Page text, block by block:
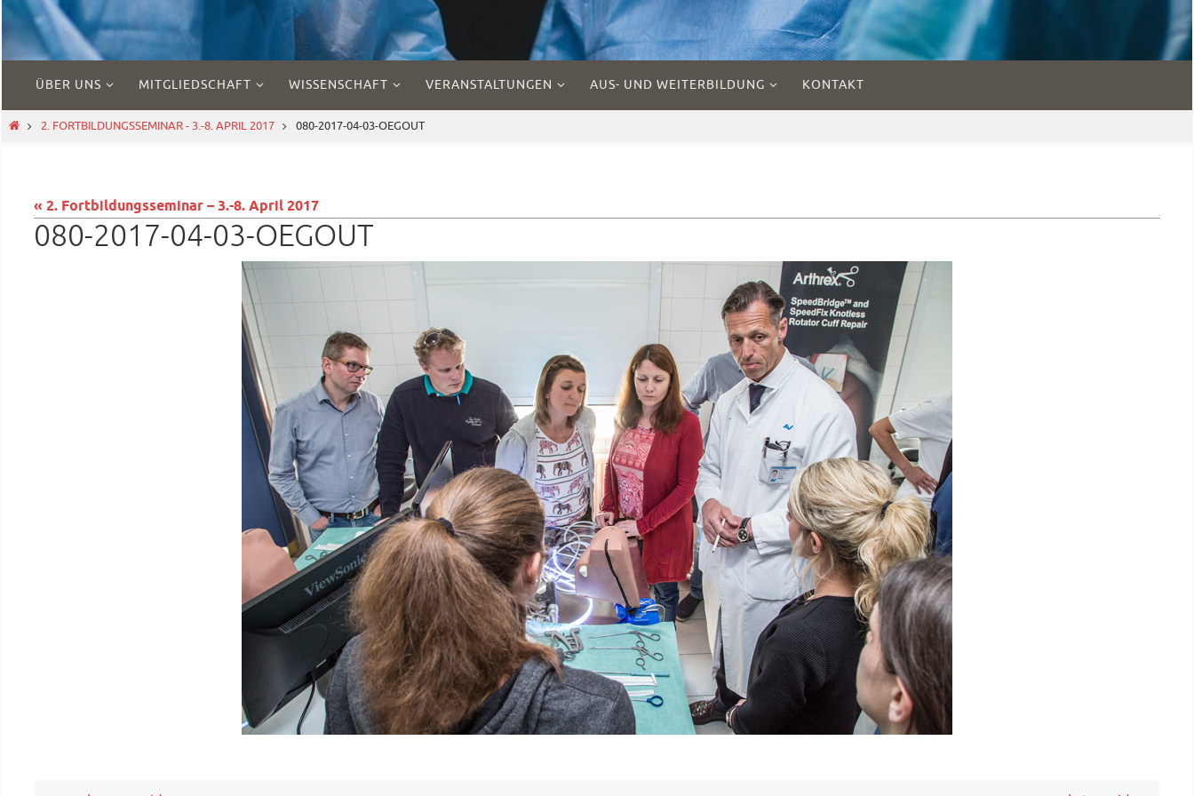
ÜBER UNS MITGLIEDSCHAFT WISSENSCHAFT VERANSTALTUNGEN AUS- UND WEITERBILDUNG KONTAKT
START2. FORTBILDUNGSSEMINAR - 3.-8. APRIL 2017 080-2017-04-03-OEGOUT
« 2. Fortbildungsseminar – 3.-8. April 2017
080-2017-04-03-OEGOUT